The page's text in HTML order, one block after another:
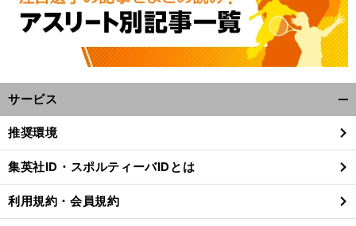
前
へ
サービス
閉
る
推奨環境
集英社ID・スポルティーバIDとは
利用規約・会員規約